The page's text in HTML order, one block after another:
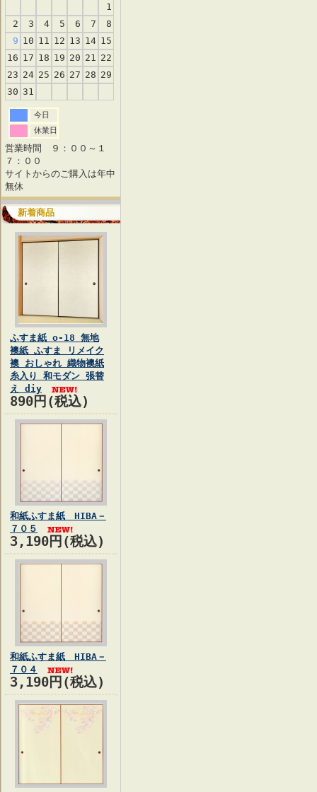
1
2
3 4 5 6 7
8
9 10 11 12 13 14 15
16 17 18 19 20 21 22
23 24 25 26 27 28 29
30 31
今日
休業日
営業時間 ９：００～１
７：００
サイトからのご購入は年中
無休
新着商品
ふすま紙 o-18 無地
襖紙 ふすま リメイク
襖 おしゃれ 織物襖紙
糸入り 和モダン 張替
え diy
890円(税込)
和紙ふすま紙 HIBA－
７０５
3,190円(税込)
和紙ふすま紙 HIBA－
７０４
3,190円(税込)